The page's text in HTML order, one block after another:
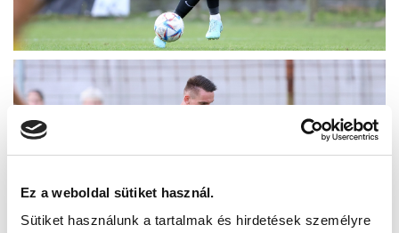
Ez a weboldal sütiket használ.
Sütiket használunk a tartalmak és hirdetések személyre